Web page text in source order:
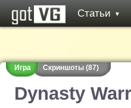
Статьи ▼
Игра Скриншоты (87)
Dynasty